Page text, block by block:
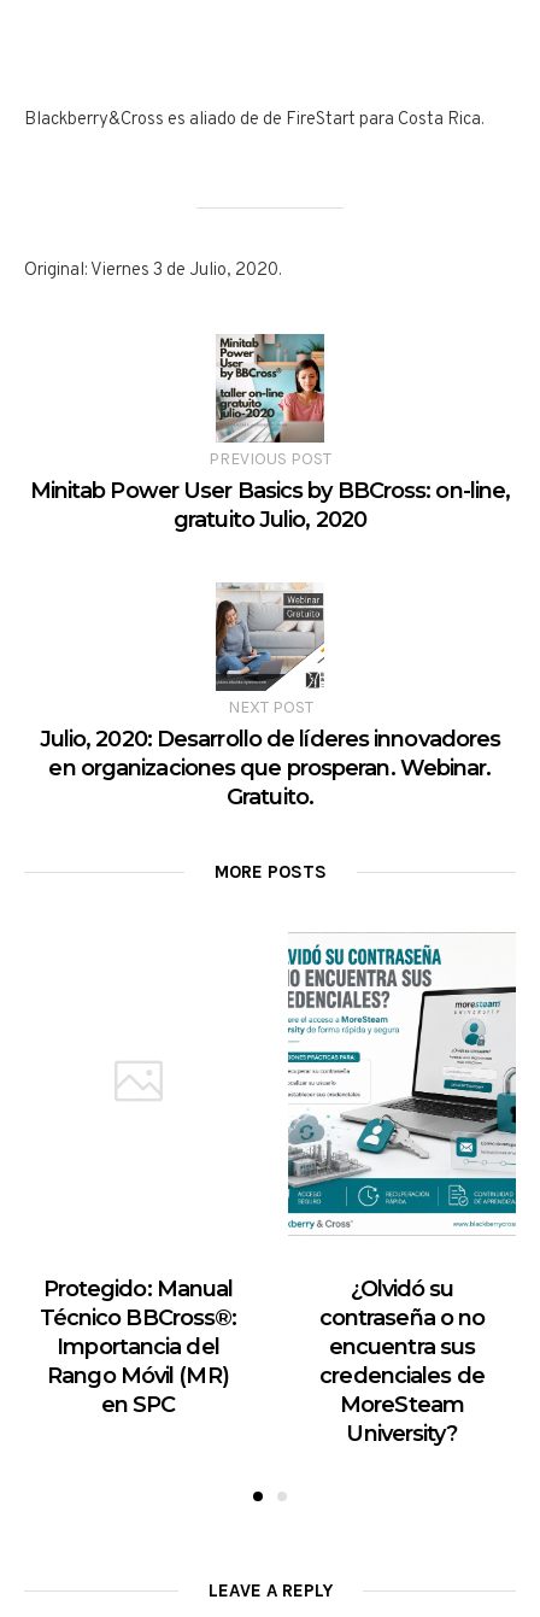
Blackberry&Cross es aliado de de FireStart para Costa Rica.
Original: Viernes 3 de Julio, 2020.
PREVIOUS POST
Minitab Power User Basics by BBCross: on-line,
gratuito Julio, 2020
NEXT POST
Julio, 2020: Desarrollo de líderes innovadores
en organizaciones que prosperan. Webinar.
Gratuito.
MORE POSTS
Protegido: Manual
Técnico BBCross®:
Importancia del
Rango Móvil (MR)
en SPC
¿Olvidó su
contraseña o no
encuentra sus
credenciales de
MoreSteam
University?
LEAVE A REPLY